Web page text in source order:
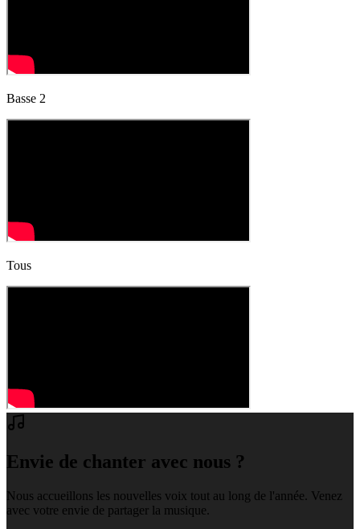
Basse 2
Tous
Envie de chanter avec nous ?
Nous accueillons les nouvelles voix tout au long de l'année. Venez
avec votre envie de partager la musique.